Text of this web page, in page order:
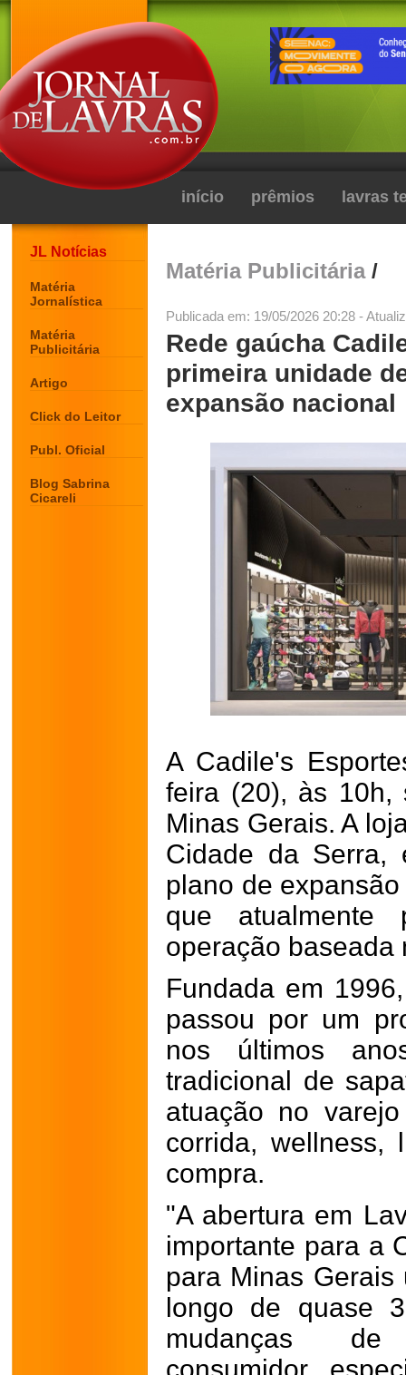
início prêmios lavras
JL Notícias
Matéria
Jornalística
Matéria
Publicitária
Artigo
Click do Leitor
Publ. Oficial
Blog Sabrina
Cicareli
Matéria Publicitária/
Publicada em: 19/05/2026 20:28 -
Rede gaúcha
primeira unidade
expansão nacional
A Cadile's
feira (20), às 10h,
Minas Gerais. A
Cidade da Serra,
plano de
que
operação baseada
Fundada em
passou por um
nos últimos
tradicional de
atuação no
corrida, wellness,
compra.
"A abertura em
importante para a
para Minas
longo de quase
mudanças de